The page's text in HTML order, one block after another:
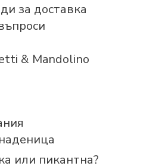
за доставка
& Mandolino
или пикантна?